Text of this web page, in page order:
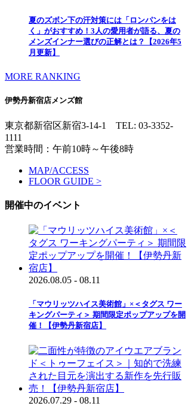
夏のズボン下の汗対策には「ロンパンをは
く」がおすすめ！3人の愛用者が語る、夏の
メンズインナー選びの正解とは？【2026年5
月更新】
MORE RANKING
伊勢丹新宿店メンズ館
東京都新宿区新宿3-14-1 TEL: 03-3352-
1111
営業時間：午前10時～午後8時
MAP/ACCESS
FLOOR GUIDE >
開催中のイベント
2026.08.05 - 08.11
「マウリッツハイス美術館」×＜タグス ワー
キングパーティ＞ 期間限定ポップアップを開
催！【伊勢丹新宿店】
2026.07.29 - 08.11